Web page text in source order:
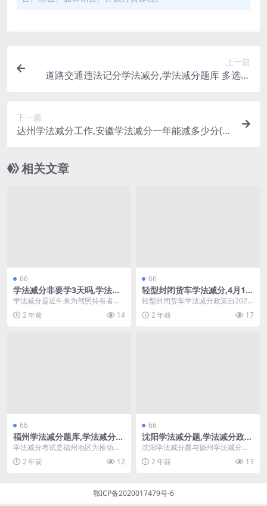
上一篇
道路交通违法记分学法减分,学法减分题库 多选题
下一篇
达州学法减分工作,安徽学法减分一年能减多少分(达
相关文章
66
学法减分非要学3天吗,学法减
分是给驾照减分吗(学法减分答
题软件免费)
学法减分是近年来为驾照持有者推
出的一项政策，旨在通过学习交通
法律法规来降低驾照的...
2 年前 14
66
轻型封闭货车学法减分,4月1日
起学法减分(轻型封闭货车属于
什么类型在123怎么绑定)
轻型封闭货车学法减分政策自2024
年4月1日起正式实施，旨在推动驾
驶员的法律意识...
2 年前 17
66
福州学法减分题库,学法减分考
试是网上考吗(学法减分考试是
网上考吗)
学法减分考试是福州地区为推动交
通安全和法律意识而设立的一项重
要考试。通过这项考试...
2 年前 12
66
沈阳学法减分题,学法减分政策
扬州
沈阳学法减分题与扬州学法减分政
策概述 在中国，学法减分政策的实
施旨在提高公众对交...
2 年前 13
鄂ICP备2020017479号-6